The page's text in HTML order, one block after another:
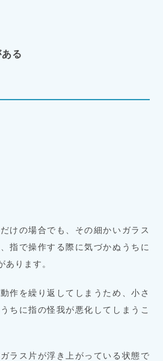
る
けの場合でも、その細かいガラス
指で操作する際に気づかぬうちに
あります。
作を繰り返してしまうため、小さ
ちに指の怪我が悪化してしまうこ
ラス片が浮き上がっている状態で